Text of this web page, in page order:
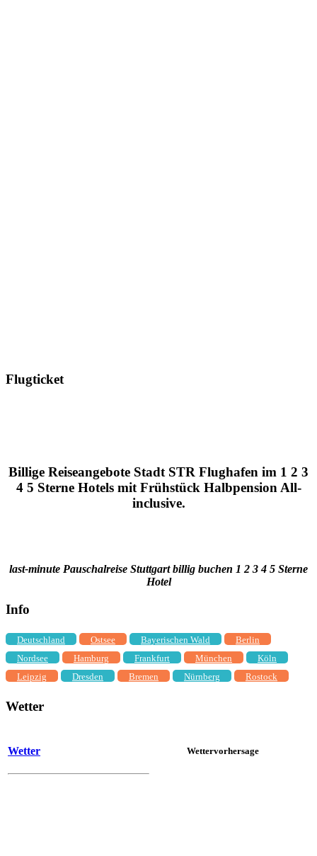
Flugticket
Billige Reiseangebote Stadt STR Flughafen im 1 2 3
4 5 Sterne Hotels mit Frühstück Halbpension All-
inclusive.
last-minute Pauschalreise Stuttgart billig buchen 1 2 3 4 5 Sterne
Hotel
Info
Deutschland Ostsee Bayerischen Wald
Berlin
Nordsee
Hamburg Frankfurt München
Köln
Leipzig
Dresden Bremen Nürnberg Rostock
Wetter
Wetter Wettervorhersage